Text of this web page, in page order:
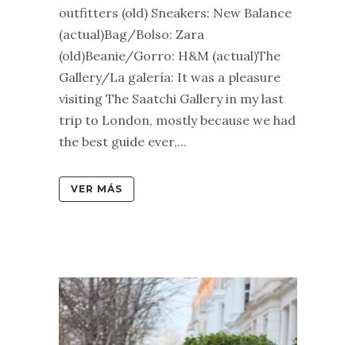
outfitters (old) Sneakers: New Balance
(actual)Bag/Bolso: Zara
(old)Beanie/Gorro: H&M (actual)The
Gallery/La galería: It was a pleasure
visiting The Saatchi Gallery in my last
trip to London, mostly because we had
the best guide ever,...
VER MÁS